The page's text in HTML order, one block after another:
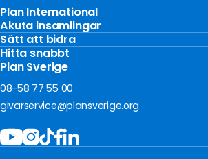
Plan International
Stöd barnen
Vårt arbete
För företag
Om oss
Akuta insamlingar
Akut insamling Gaza
Akut insamling Ukraina
Akut insamling Sudan
Sätt att bidra
Gåvoshop
Ge en gåva
Bli månadsgivare
Starta egen insamling
Bidra som företag
Filantropi och stiftelser
Hitta snabbt
Kontakta oss
Frågor och svar
Jobba hos oss
Policys och villkor
Tillgänglighet
Plan Sverige
08-58 77 55 00
givarservice@plansverige.org